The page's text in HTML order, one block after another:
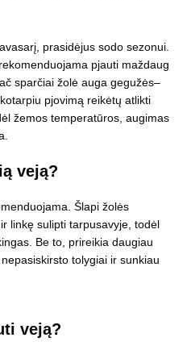
prasidėjus sodo sezonui.
pjauti maždaug
sparčiai žolė auga gegužės–
pjovimą reikėtų atlikti
žemos temperatūros, augimas
veją?
Šlapi žolės
linkę sulipti tarpusavyje, todėl
Be to, prireikia daugiau
tolygiai ir sunkiau
veją?